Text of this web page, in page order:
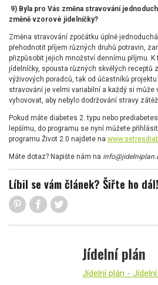
9) Byla pro Vás změna stravování
změně vzorové jídelníčky?
Změna stravování zpočátku úplně
přehodnotit příjem různých druhů potravin,
přizpůsobit jejich množství dennímu příjmu.
jídelníčky, spousta různých skvělých receptů
výživových poradců, tak od účastníků
stravování je velmi variabilní a každý si může
vyhovovat, aby nebylo dodržování stravy
Pokud máte diabetes 2. typu nebo
lepšímu, do programu se nyní můžete
programu Život 2.0 najdete na
Máte dotaz? Napište nám na
Líbil se vám článek? Šiřte ho dál!
Jídelní plán
Jídelní plán -